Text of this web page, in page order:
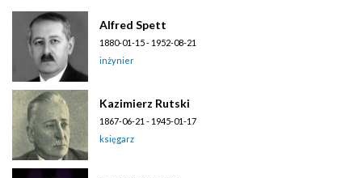
Alfred Spett
1880-01-15 - 1952-08-21
inżynier
Kazimierz Rutski
1867-06-21 - 1945-01-17
księgarz